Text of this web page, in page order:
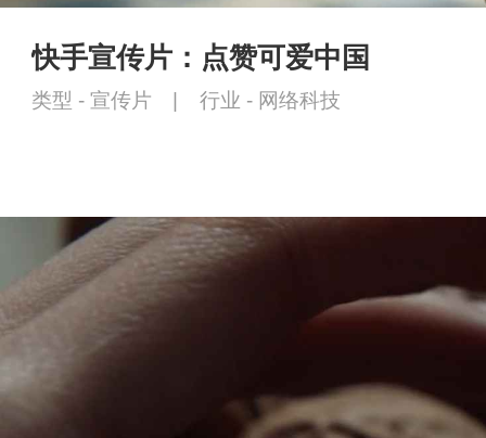
快手宣传片：点赞可爱中国
类型 - 宣传片 行业 - 网络科技